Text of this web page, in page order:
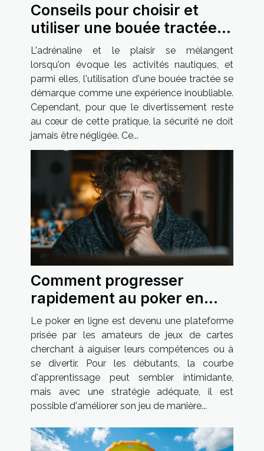
Conseils pour choisir et
utiliser une bouée tractée
en toute sécurité
L'adrénaline et le plaisir se mélangent
lorsqu'on évoque les activités nautiques, et
parmi elles, l'utilisation d'une bouée tractée se
démarque comme une expérience inoubliable.
Cependant, pour que le divertissement reste
au cœur de cette pratique, la sécurité ne doit
jamais être négligée. Ce...
Comment progresser
rapidement au poker en
ligne pour les débutants
Le poker en ligne est devenu une plateforme
prisée par les amateurs de jeux de cartes
cherchant à aiguiser leurs compétences ou à
se divertir. Pour les débutants, la courbe
d'apprentissage peut sembler intimidante,
mais avec une stratégie adéquate, il est
possible d'améliorer son jeu de manière...